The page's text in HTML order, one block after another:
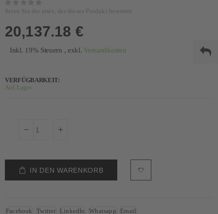
Seien Sie der erste, der dieses Produkt bewertet
20,137.18 €
Inkl. 19% Steuern ,exkl. Versandkosten
VERFÜGBARKEIT:
Auf Lager
IN DEN WARENKORB
Facebook Twitter LinkedIn Whatsapp Email